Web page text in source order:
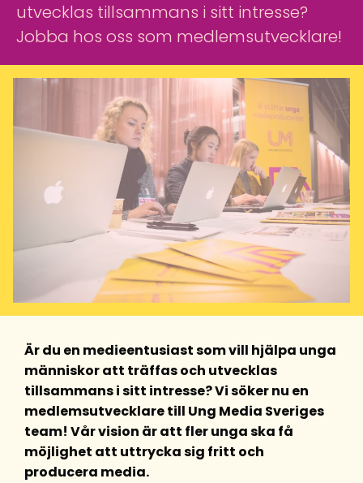
utvecklas tillsammans i sitt intresse?
Jobba hos oss som medlemsutvecklare!
Är du en medieentusiast som vill hjälpa unga
människor att träffas och utvecklas
tillsammans i sitt intresse? Vi söker nu en
medlemsutvecklare till Ung Media Sveriges
team! Vår vision är att fler unga ska få
möjlighet att uttrycka sig fritt och
producera media.